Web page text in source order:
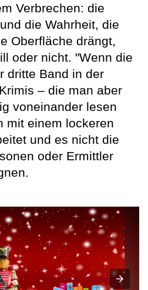
Verbrechen: die
die Wahrheit, die
Oberfläche drängt,
oder nicht. "Wenn die
dritte Band in der
– die man aber
voneinander lesen
mit einem lockeren
und es nicht die
oder Ermittler